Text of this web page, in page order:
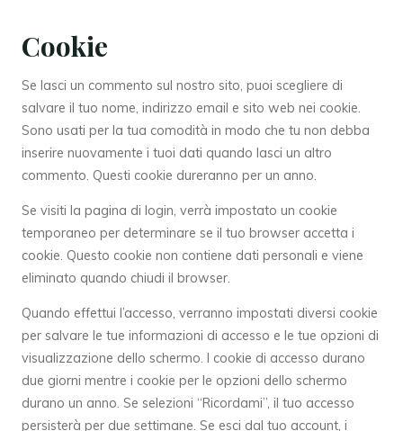
Cookie
Se lasci un commento sul nostro sito, puoi scegliere di
salvare il tuo nome, indirizzo email e sito web nei cookie.
Sono usati per la tua comodità in modo che tu non debba
inserire nuovamente i tuoi dati quando lasci un altro
commento. Questi cookie dureranno per un anno.
Se visiti la pagina di login, verrà impostato un cookie
temporaneo per determinare se il tuo browser accetta i
cookie. Questo cookie non contiene dati personali e viene
eliminato quando chiudi il browser.
Quando effettui l’accesso, verranno impostati diversi cookie
per salvare le tue informazioni di accesso e le tue opzioni di
visualizzazione dello schermo. I cookie di accesso durano
due giorni mentre i cookie per le opzioni dello schermo
durano un anno. Se selezioni “Ricordami”, il tuo accesso
persisterà per due settimane. Se esci dal tuo account, i